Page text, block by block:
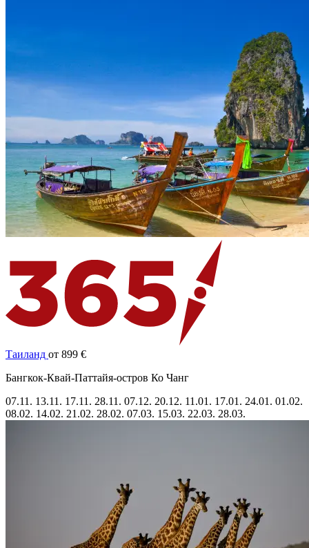
Таиланд от 899 €
Бангкок-Квай-Паттайя-остров Ко Чанг
07.11. 13.11. 17.11. 28.11. 07.12. 20.12. 11.01. 17.01. 24.01. 01.02.
08.02. 14.02. 21.02. 28.02. 07.03. 15.03. 22.03. 28.03.